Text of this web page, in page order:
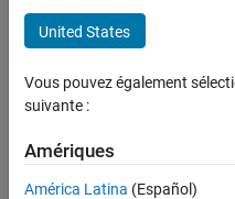
FILTRER PAR
Support avancé
Applications et outils
Développement de produits
United States
Vous pouvez également
suivante :
Amériques
América Latina (Español)